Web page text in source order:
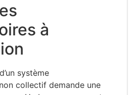
à
système
collectif demande une